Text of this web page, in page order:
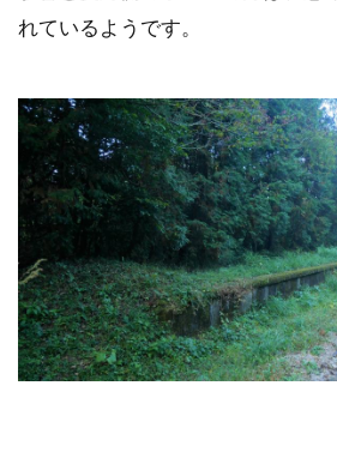
れているようです。